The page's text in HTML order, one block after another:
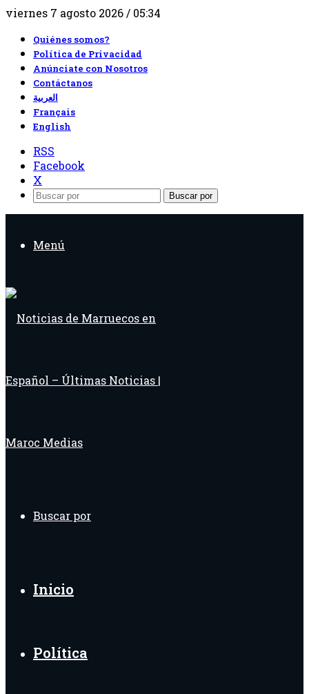
viernes 7 agosto 2026 / 05:34
Quiénes somos?
Política de Privacidad
Anúnciate con Nosotros
Contáctanos
العربية
Français
English
RSS
Facebook
X
Buscar por
Menú
Buscar por
Inicio
Política